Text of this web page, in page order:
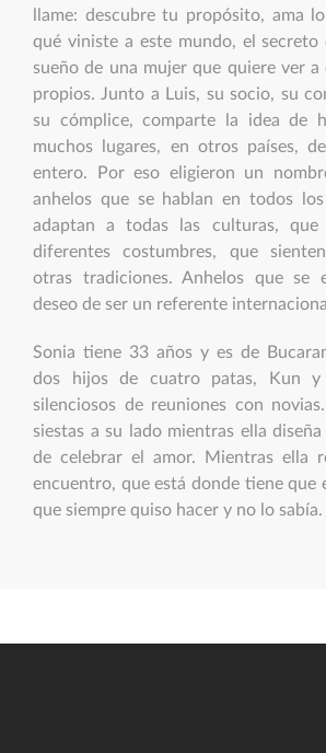
llame: descubre tu propósito, ama
qué viniste a este mundo, el secreto
sueño de una mujer que quiere ver
propios. Junto a Luis, su socio, su
su cómplice, comparte la idea de
muchos lugares, en otros países,
entero. Por eso eligieron un
anhelos que se hablan en todos
adaptan a todas las culturas, que
diferentes costumbres, que
otras tradiciones. Anhelos que se
deseo de ser un referente
Sonia tiene 33 años y es de
dos hijos de cuatro patas, Kun y
silenciosos de reuniones con
siestas a su lado mientras ella
de celebrar el amor. Mientras ella
encuentro, que está donde tiene que
que siempre quiso hacer y no lo sabía.